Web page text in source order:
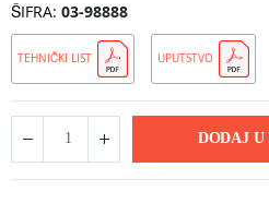
ŠIFRA 03-98888
TEHNIČKI LIST UPUTSTVO
DODAJ